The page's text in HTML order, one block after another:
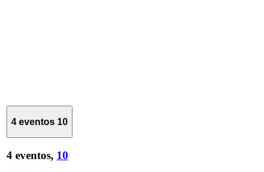
4 eventos 10
4 eventos, 10